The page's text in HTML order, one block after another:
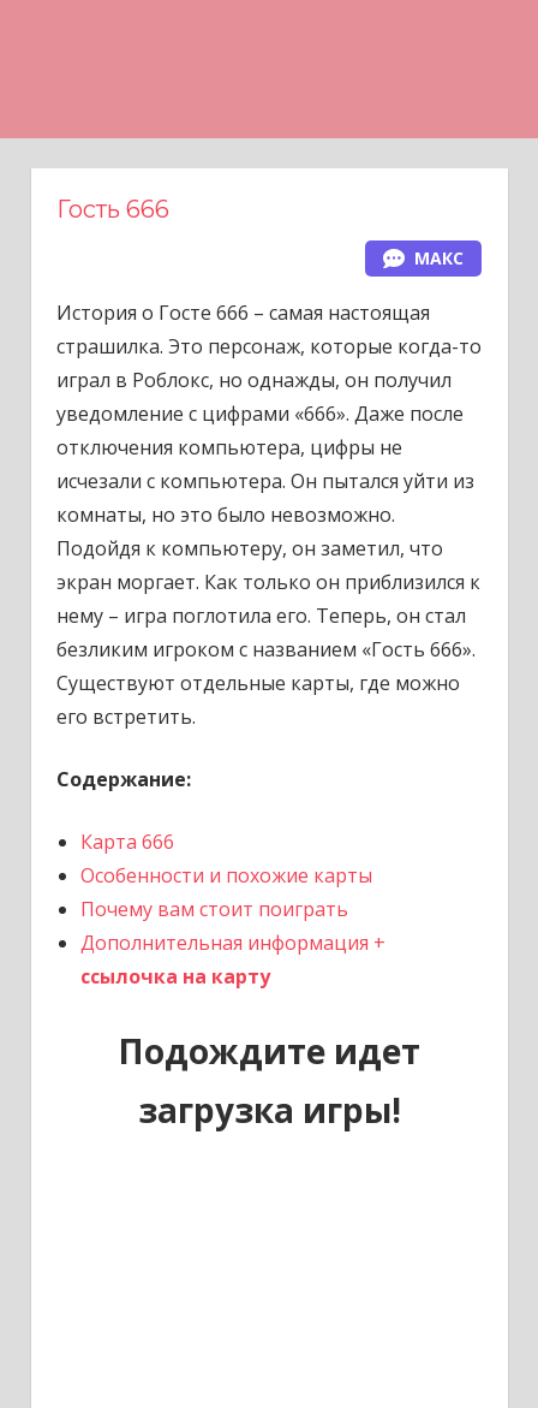
Гость 666
МАКС
История о Госте 666 – самая настоящая
страшилка. Это персонаж, которые когда-то
играл в Роблокс, но однажды, он получил
уведомление с цифрами «666». Даже после
отключения компьютера, цифры не
исчезали с компьютера. Он пытался уйти из
комнаты, но это было невозможно.
Подойдя к компьютеру, он заметил, что
экран моргает. Как только он приблизился к
нему – игра поглотила его. Теперь, он стал
безликим игроком с названием «Гость 666».
Существуют отдельные карты, где можно
его встретить.
Содержание:
Карта 666
Особенности и похожие карты
Почему вам стоит поиграть
Дополнительная информация +
ссылочка на карту
Подождите идет
загрузка игры!